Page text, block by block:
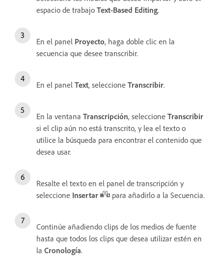
espacio de trabajo Text-Based Editing.
En el panel Proyecto, haga doble clic en la
secuencia que desee transcribir.
En el panel Text, seleccione Transcribir.
En la ventana Transcripción, seleccione Transcribir
si el clip aún no está transcrito, y lea el texto o
utilice la búsqueda para encontrar el contenido que
desea usar.
Resalte el texto en el panel de transcripción y
seleccione Insertar para añadirlo a la Secuencia.
Continúe añadiendo clips de los medios de fuente
hasta que todos los clips que desea utilizar estén en
la Cronología.